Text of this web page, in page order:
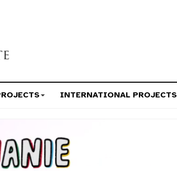
INTERNATIONAL PROJECTS